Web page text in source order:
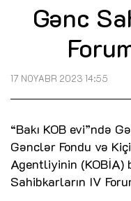
Gənc
17 NOYABR 2023 14:55
“Bakı KOB evi”ndə
Gənclər Fondu və
Agentliyinin (KOBİA)
Sahibkarların IV